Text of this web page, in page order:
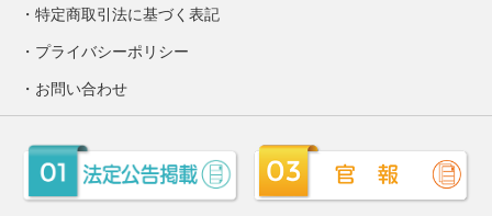
特定商取引法に基づく表記
プライバシーポリシー
お問い合わせ